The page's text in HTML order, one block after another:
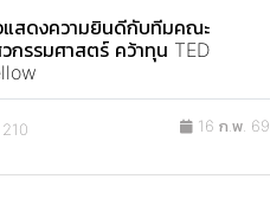
สดงความยินดีกับทีมคณะ
กรรมศาสตร์ คว้าทุน TED
210 16 ก.พ. 69